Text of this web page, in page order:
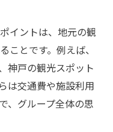
イントは、地元の観
ことです。例えば、
神戸の観光スポット
は交通費や施設利用
、グループ全体の思